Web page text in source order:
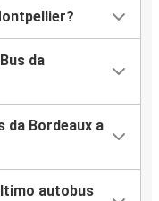
da
da Bordeaux a
autobus